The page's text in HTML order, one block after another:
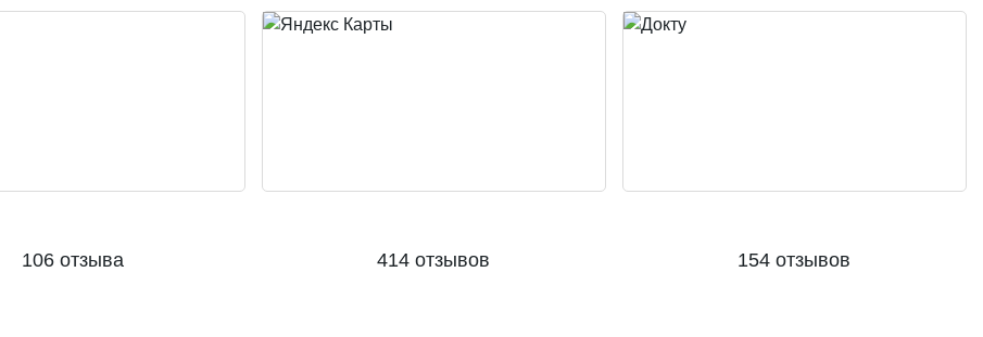
106 отзыва 414 отзывов 154 отзывов